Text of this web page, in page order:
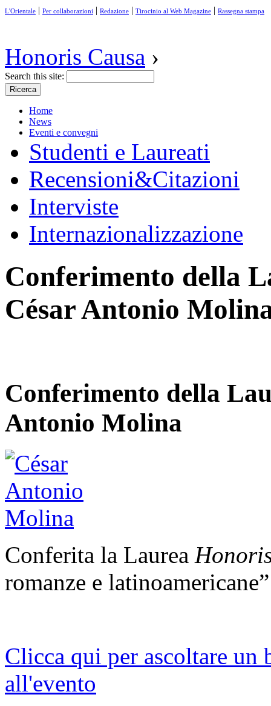
L'Orientale | Per collaborazioni | Redazione | Tirocinio al Web Magazine | Rassegna stampa
Honoris Causa ›
Search this site:
Home
News
Eventi e convegni
Studenti e Laureati
Recensioni&Citazioni
Interviste
Internazionalizzazione
Conferimento della
César Antonio
Conferimento della
Antonio Molina
Conferita la Laurea
romanze e
Clicca qui per ascoltare
all'evento